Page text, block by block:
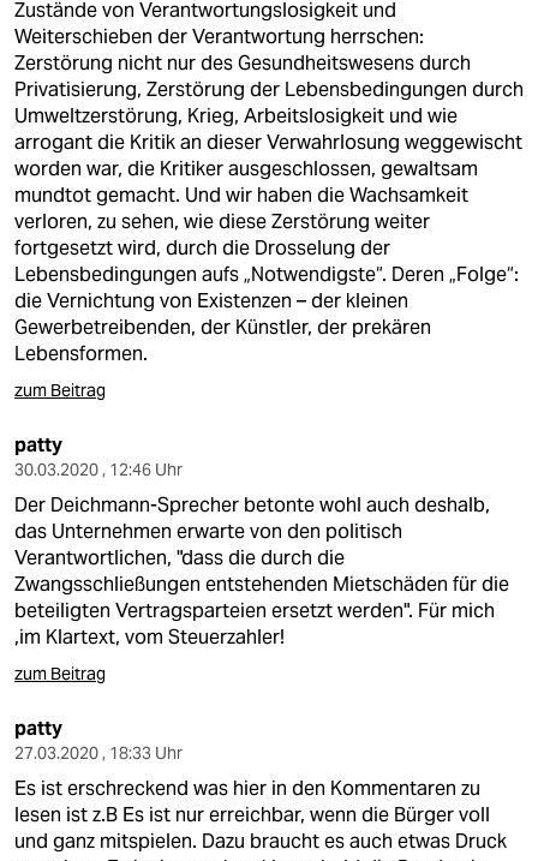
Zustände von Verantwortungslosigkeit und
Weiterschieben der Verantwortung herrschen:
Zerstörung nicht nur des Gesundheitswesens durch
Privatisierung, Zerstörung der Lebensbedingungen durch
Umweltzerstörung, Krieg, Arbeitslosigkeit und wie
arrogant die Kritik an dieser Verwahrlosung weggewischt
worden war, die Kritiker ausgeschlossen, gewaltsam
mundtot gemacht. Und wir haben die Wachsamkeit
verloren, zu sehen, wie diese Zerstörung weiter
fortgesetzt wird, durch die Drosselung der
Lebensbedingungen aufs „Notwendigste“. Deren „Folge“:
die Vernichtung von Existenzen – der kleinen
Gewerbetreibenden, der Künstler, der prekären
Lebensformen.
zum Beitrag
patty
30.03.2020 , 12:46 Uhr
Der Deichmann-Sprecher betonte wohl auch deshalb,
das Unternehmen erwarte von den politisch
Verantwortlichen, "dass die durch die
Zwangsschließungen entstehenden Mietschäden für die
beteiligten Vertragsparteien ersetzt werden". Für mich
,im Klartext, vom Steuerzahler!
zum Beitrag
patty
27.03.2020 , 18:33 Uhr
Es ist erschreckend was hier in den Kommentaren zu
lesen ist z.B Es ist nur erreichbar, wenn die Bürger voll
und ganz mitspielen. Dazu braucht es auch etwas Druck